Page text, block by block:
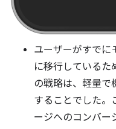
ユーザーがすでに
に移行しているた
の戦略は、軽量で
することでした。
ージへのコンバー